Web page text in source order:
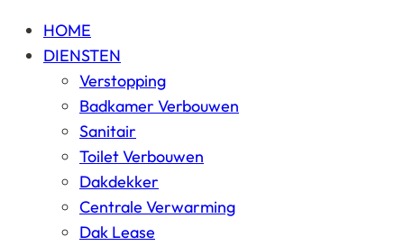
HOME
DIENSTEN
Verstopping
Badkamer Verbouwen
Sanitair
Toilet Verbouwen
Dakdekker
Centrale Verwarming
Dak Lease